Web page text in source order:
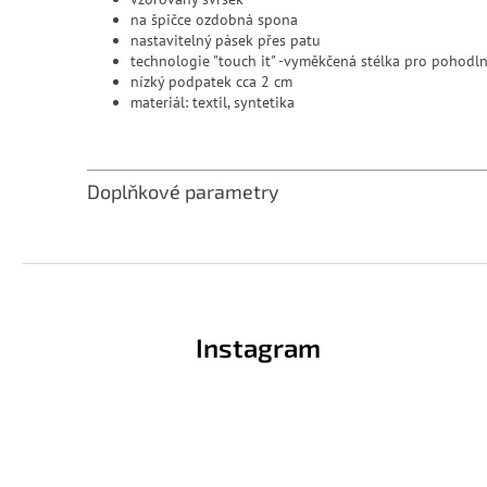
na špičce ozdobná spona
nastavitelný pásek přes patu
technologie "touch it" -vyměkčená stélka pro
nízký podpatek cca 2 cm
materiál: textil, syntetika
Doplňkové parametry
Instagram